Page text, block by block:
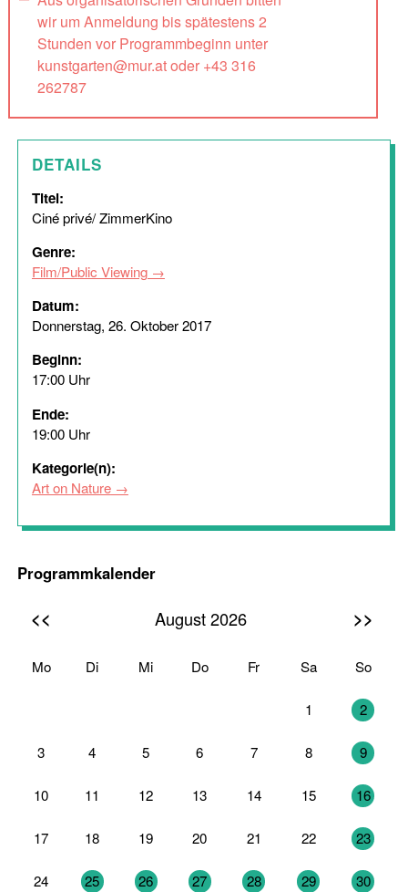
wir um Anmeldung bis spätestens 2
Stunden vor Programmbeginn unter
kunstgarten@mur.at oder +43 316
262787
DETAILS
Titel:
Ciné privé/ ZimmerKino
Genre:
Film/Public Viewing
Datum:
Donnerstag, 26. Oktober 2017
Beginn:
17:00 Uhr
Ende:
19:00 Uhr
Kategorie(n):
Art on Nature
Programmkalender
<< August 2026 >>
Mo Di Mi Do Fr Sa So
1 2
3 4 5 6 7 8 9
10 11 12 13 14 15 16
17 18 19 20 21 22 23
24 25 26 27 28 29 30